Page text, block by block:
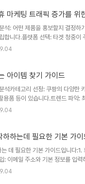
비자가 선택하는 데 도움을 줍니다
마케팅 트래픽 증가를 위
석: 어떤 제품을 홍보할지 결정
합니다.플랫폼 선택: 타겟 청중
제작비주얼 콘텐츠: 고화질 이미
. 트렌드에 맞는 해시태그를 사용
아이템 찾기 가이드
석카테고리 선정: 쿠팡의 다양한
용품 등이 있습니다.트렌드 파악:
확인베스트셀러 목록: 쿠팡의 '베
를 통해 관심 있는 상품의 수요를
하는데 필요한 기본 가이
데 필요한 기본 가이드입니다
: 이메일 주소와 기본 정보를 입
입니다.결제 정보 입력: 수익금을